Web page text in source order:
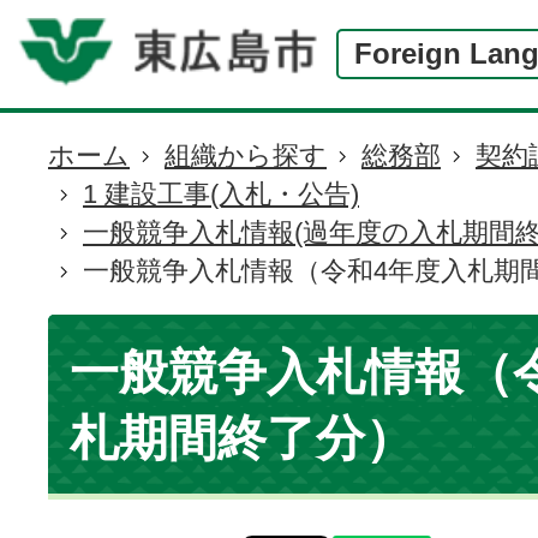
Foreign
現
在
の
位
置
ホーム 組織から探す 総務部
契約
1 建設工事(入札・公告)
一般競争入札情報(過年度の入札期間
一般競争入札情報（令和4年度入札期
一般競争入札情報（
札期間終了分）